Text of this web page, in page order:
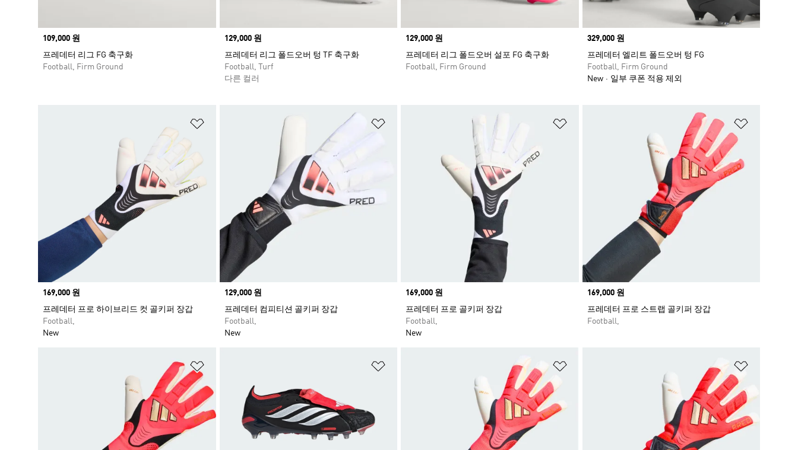
Price
109,000 원
프레데터 리그 FG 축구화
Football, Firm Ground
Price
129,000 원
프레데터 리그 폴드오버 텅 TF 축구화
Football, Turf
다른 컬러
Price
129,000 원
프레데터 리그 폴드오버 설포 FG 축구화
Football, Firm Ground
Price
329,000 원
프레데터 엘리트 폴드오버 텅 FG
Football, Firm Ground
New
일부 쿠폰 적용 제외
Price
169,000 원
프레데터 프로 하이브리드 컷 골키퍼 장갑
Football,
New
Price
129,000 원
프레데터 컴피티션 골키퍼 장갑
Football,
New
Price
169,000 원
프레데터 프로 골키퍼 장갑
Football,
New
Price
169,000 원
프레데터 프로 스트랩 골키퍼 장갑
Football,